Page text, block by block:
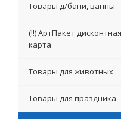
Товары д/бани, ванны
(!!) АртПакет дисконтная
карта
Товары для животных
Товары для праздника